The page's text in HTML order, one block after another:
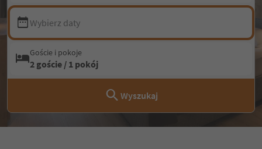
Wybierz daty
Goście i pokoje
2 goście / 1 pokój
Wyszukaj